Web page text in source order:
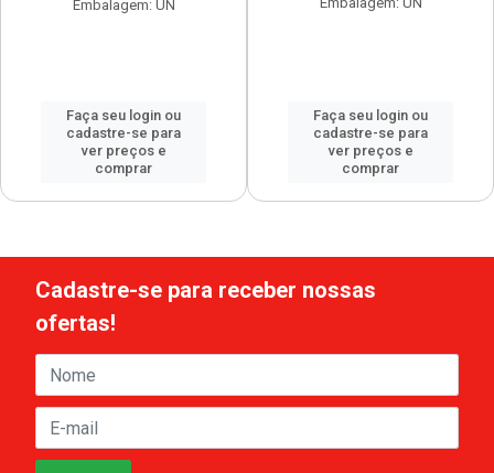
Embalagem: UN
Faça seu login ou
cadastre-se para
ver preços e
comprar
Faça seu login ou
cadastre-se para
ver preços e
comprar
Cadastre-se para receber nossas
ofertas!